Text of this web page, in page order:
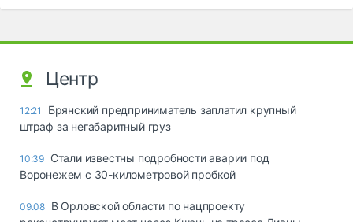
Центр
12:21
Брянский предприниматель заплатил крупный
штраф за негабаритный груз
10:39 Стали известны подробности аварии под
Воронежем с 30-километровой пробкой
09.08 В Орловской области по нацпроекту